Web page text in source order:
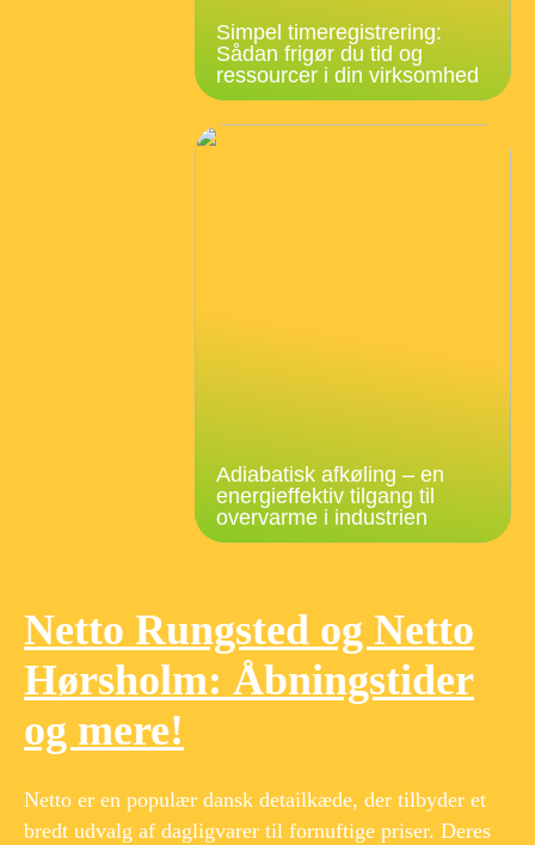
Simpel timeregistrering:
Sådan frigør du tid og
ressourcer i din virksomhed
Adiabatisk afkøling – en
energieffektiv tilgang til
overvarme i industrien
Netto Rungsted og Netto
Hørsholm: Åbningstider
og mere!
Netto er en populær dansk detailkæde, der tilbyder et
bredt udvalg af dagligvarer til fornuftige priser. Deres